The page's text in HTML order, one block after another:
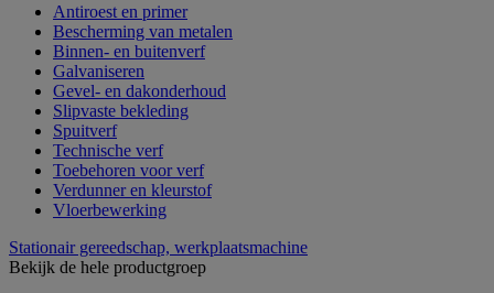
Antiroest en primer
Bescherming van metalen
Binnen- en buitenverf
Galvaniseren
Gevel- en dakonderhoud
Slipvaste bekleding
Spuitverf
Technische verf
Toebehoren voor verf
Verdunner en kleurstof
Vloerbewerking
Stationair gereedschap, werkplaatsmachine
Bekijk de hele productgroep